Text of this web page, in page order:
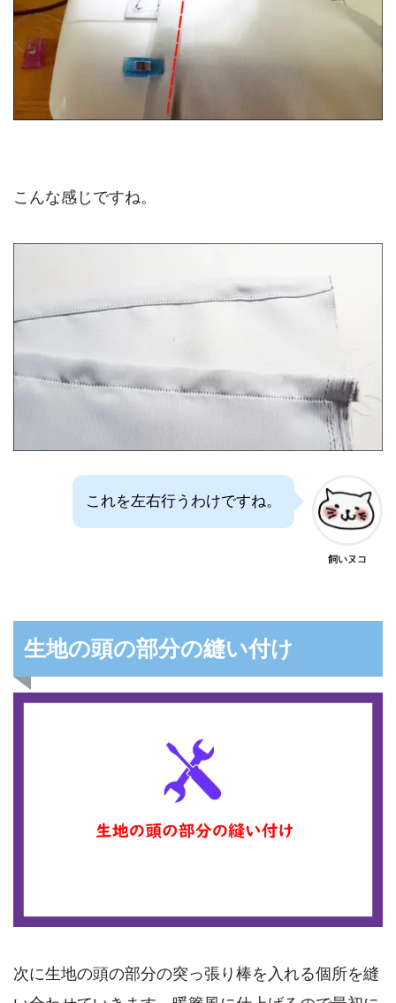
こんな感じですね。
これを左右行うわけですね。
飼いヌコ
生地の頭の部分の縫い付け
次に生地の頭の部分の突っ張り棒を入れる個所を縫